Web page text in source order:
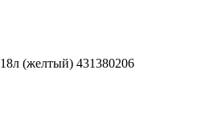
(желтый) 431380206